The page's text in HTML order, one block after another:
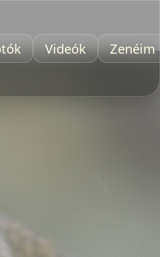
Videók Zenéim